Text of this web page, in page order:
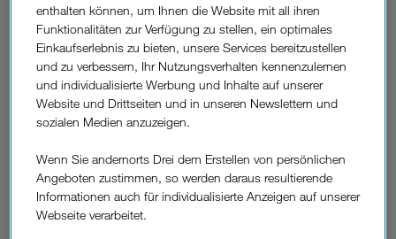
der vor kurzem erfolgten Zusage einer Förderung durch die
Österreichische Forschungsförderungsgesellschaft (FFG)
sicherte sich das Team um Gründer und Geschäftsführer
Jasper Ettema das Budget für die Serienentwicklung. "Die
Förderung ermöglicht uns einen entscheidenden Schritt in
der Serienentwicklung, sodass wir mit PocketDefi in Zukunft
viele Leben retten können," so Ettema. Die
nun auch das Mobilfunk-Know-How zur Anbindung an
Smartphones. Die Präsentation des ersten Serien-Prototyps
ist noch vor diesem Sommer geplant.
enthalten können, um Ihnen die Website mit all ihren
Funktionalitäten zur Verfügung zu stellen, ein optimales
Einkaufserlebnis zu bieten, unsere Services bereitzustellen
und zu verbessern, Ihr Nutzungsverhalten kennenzulernen
und individualisierte Werbung und Inhalte auf unserer
Website und Drittseiten und in unseren Newslettern und
sozialen Medien anzuzeigen.
Wenn Sie andernorts Drei dem Erstellen von persönlichen
Angeboten zustimmen, so werden daraus resultierende
Informationen auch für individualisierte Anzeigen auf unserer
Webseite verarbeitet.